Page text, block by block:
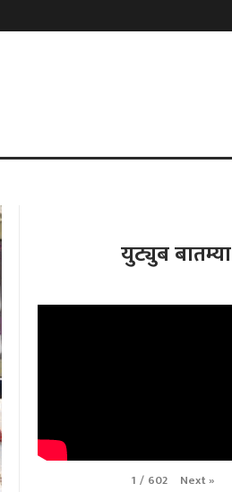
युट्युब बातम्या
1 / 602 Next»